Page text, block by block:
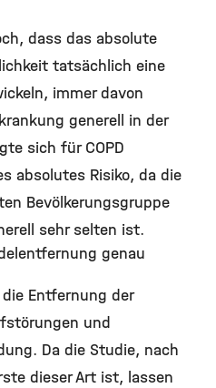
dass das absolute
tatsächlich eine
immer davon
generell in der
sich für COPD
absolutes Risiko, da die
Bevölkerungsgruppe
sehr selten ist.
genau
Entfernung der
und
Da die Studie, nach
dieser Art ist, lassen